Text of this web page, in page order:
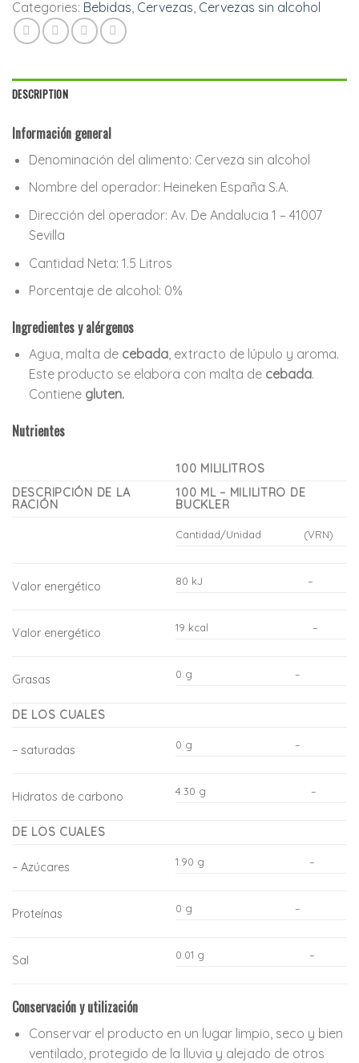
quantity
Categories: Bebidas Cervezas Cervezas sin alcohol
DESCRIPTION
Información general
Denominación del alimento: Cerveza sin alcohol
Nombre del operador: Heineken España S.A.
Dirección del operador: Av. De Andalucia 1 – 41007
Sevilla
Cantidad Neta: 1.5 Litros
Porcentaje de alcohol: 0%
Ingredientes y alérgenos
Agua, malta de cebada, extracto de lúpulo y aroma.
Este producto se elabora con malta de cebada.
Contiene gluten.
Nutrientes
100 MILILITROS
DESCRIPCIÓN DE LA
RACIÓN
100 ML – MILILITRO DE
BUCKLER
Cantidad/Unidad (VRN)
Valor energético 80 kJ –
Valor energético 19 kcal –
Grasas 0 g –
DE LOS CUALES
– saturadas 0 g –
Hidratos de carbono 4.30 g –
DE LOS CUALES
– Azúcares 1.90 g –
Proteínas 0 g –
Sal 0.01 g –
Conservación y utilización
Conservar el producto en un lugar limpio, seco y bien
ventilado, protegido de la lluvia y alejado de otros